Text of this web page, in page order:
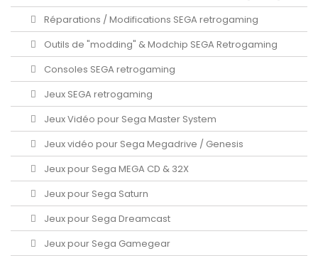
Réparations / Modifications SEGA retrogaming
Outils de "modding" & Modchip SEGA Retrogaming
Consoles SEGA retrogaming
Jeux SEGA retrogaming
Jeux Vidéo pour Sega Master System
Jeux vidéo pour Sega Megadrive / Genesis
Jeux pour Sega MEGA CD & 32X
Jeux pour Sega Saturn
Jeux pour Sega Dreamcast
Jeux pour Sega Gamegear